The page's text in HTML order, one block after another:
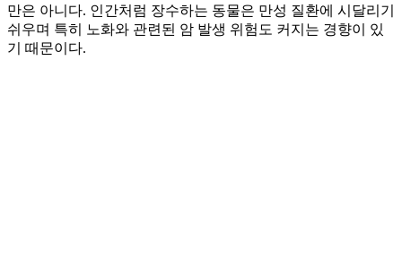
만은 아니다. 인간처럼 장수하는 동물은 만성 질환에 시달리기
쉬우며 특히 노화와 관련된 암 발생 위험도 커지는 경향이 있
기 때문이다.